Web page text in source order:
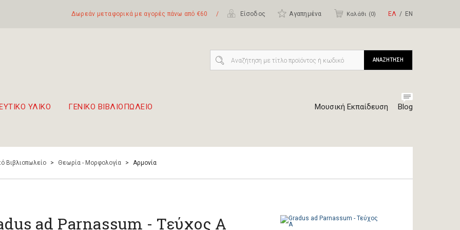
Δωρεάν μεταφορικά με αγορές πάνω από €60 / Είσοδος Αγαπημένα Καλάθι (0) ΕΛ ΕΝ
ΥΛΙΚΟ ΓΕΝΙΚΟ ΒΙΒΛΙΟΠΩΛΕΙΟ Μουσική Εκπαίδευση Blog
ΑΝΑΖΗΤΗΣΗ
Βιβλιοπωλείο > Θεωρία - Μορφολογία > Αρμονία
ad Parnassum - Τεύχος Α